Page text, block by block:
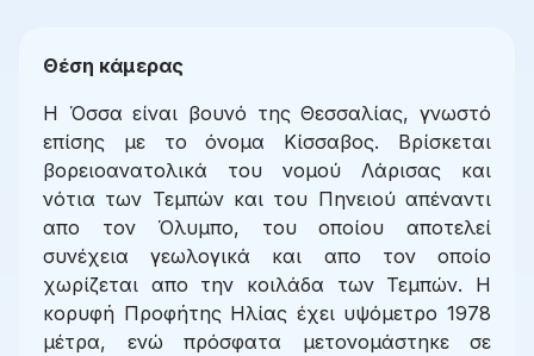
Θέση κάμερας
Η Όσσα είναι βουνό της Θεσσαλίας, γνωστό
επίσης με το όνομα Κίσσαβος. Βρίσκεται
βορειοανατολικά του νομού Λάρισας και
νότια των Τεμπών και του Πηνειού απέναντι
απο τον Όλυμπο, του οποίου αποτελεί
συνέχεια γεωλογικά και απο τον οποίο
χωρίζεται απο την κοιλάδα των Τεμπών. Η
κορυφή Προφήτης Ηλίας έχει υψόμετρο 1978
μέτρα, ενώ πρόσφατα μετονομάστηκε σε